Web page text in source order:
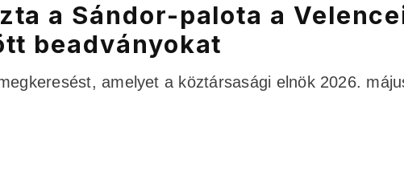
a Sándor-palota a
beadványokat
amelyet a köztársasági elnök 2026.